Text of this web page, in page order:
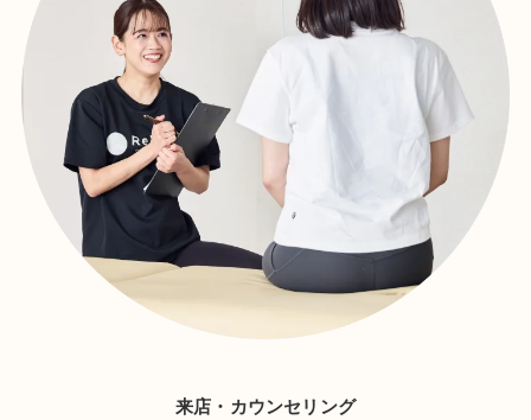
来店・カウンセリング